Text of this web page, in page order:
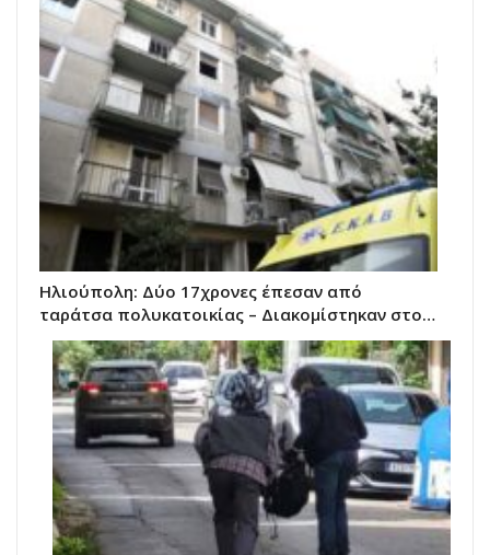
Ηλιούπολη: Δύο 17χρονες έπεσαν από
ταράτσα πολυκατοικίας – Διακομίστηκαν στο…